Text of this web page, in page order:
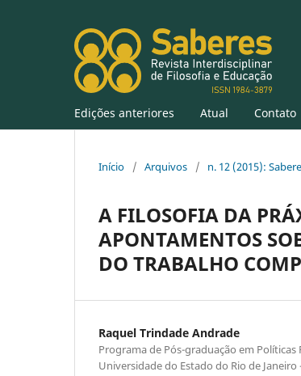
Edições anteriores Atual Contato
Início / Arquivos / n. 12 (2015):
A FILOSOFIA DA
APONTAMENTOS
DO TRABALHO
Raquel Trindade Andrade
Programa de Pós-graduação em
Universidade do Estado do Rio de Janeiro